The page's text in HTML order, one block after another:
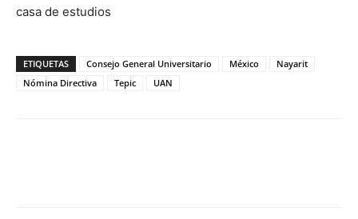
casa de estudios
ETIQUETAS Consejo General Universitario México
Nayarit
Nómina Directiva
Tepic UAN